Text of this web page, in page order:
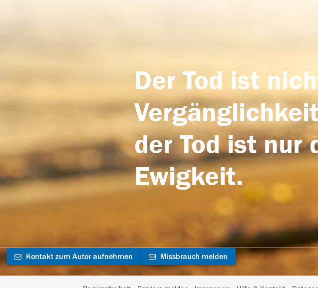
Der Tod ist
der Tod ist nur
Ewigkeit.
Kontakt zum Autor aufnehmen Missbrauch melden